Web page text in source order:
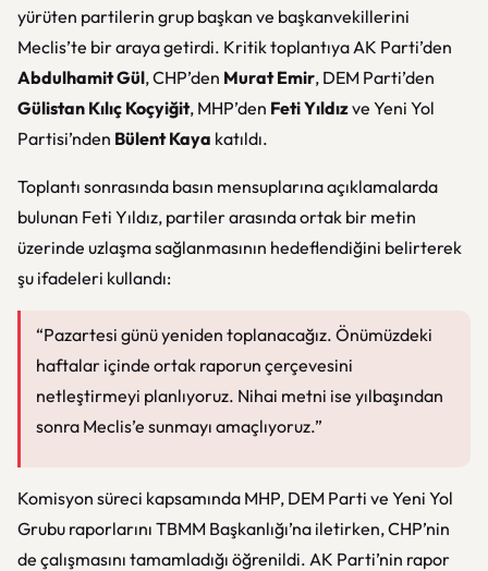
yürüten partilerin grup başkan ve başkanvekillerini
Meclis’te bir araya getirdi. Kritik toplantıya AK Parti’den
Abdulhamit Gül, CHP’den Murat Emir, DEM Parti’den
Gülistan Kılıç Koçyiğit, MHP’den Feti Yıldızve Yeni Yol
Partisi’nden Bülent Kaya katıldı.
Toplantı sonrasında basın mensuplarına açıklamalarda
bulunan Feti Yıldız, partiler arasında ortak bir metin
üzerinde uzlaşma sağlanmasının hedeflendiğini belirterek
şu ifadeleri kullandı:
“Pazartesi günü yeniden toplanacağız. Önümüzdeki
haftalar içinde ortak raporun çerçevesini
netleştirmeyi planlıyoruz. Nihai metni ise yılbaşından
sonra Meclis’e sunmayı amaçlıyoruz.”
Komisyon süreci kapsamında MHP, DEM Parti ve Yeni Yol
Grubu raporlarını TBMM Başkanlığı’na iletirken, CHP’nin
de çalışmasını tamamladığı öğrenildi. AK Parti’nin rapor